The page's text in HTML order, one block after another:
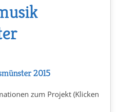
2015
zum Projekt (Klicken